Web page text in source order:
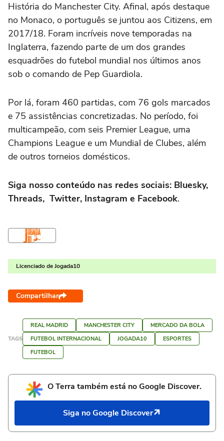
História do Manchester City. Afinal, após destaque
no Monaco, o português se juntou aos Citizens, em
2017/18. Foram incríveis nove temporadas na
Inglaterra, fazendo parte de um dos grandes
esquadrões do futebol mundial nos últimos anos
sob o comando de Pep Guardiola.
Por lá, foram 460 partidas, com 76 gols marcados
e 75 assistências concretizadas. No período, foi
multicampeão, com seis Premier League, uma
Champions League e um Mundial de Clubes, além
de outros torneios domésticos.
Siga nosso conteúdo nas redes sociais: Bluesky,
Threads, Twitter, Instagram e Facebook.
Licenciado de Jogada10
Compartilhar
TAGS
REAL MADRID MANCHESTER CITY
MERCADO DA BOLA
FUTEBOL INTERNACIONAL
JOGADA10
ESPORTES
FUTEBOL
O Terra também está no Google Discover.
Siga no Google Discover